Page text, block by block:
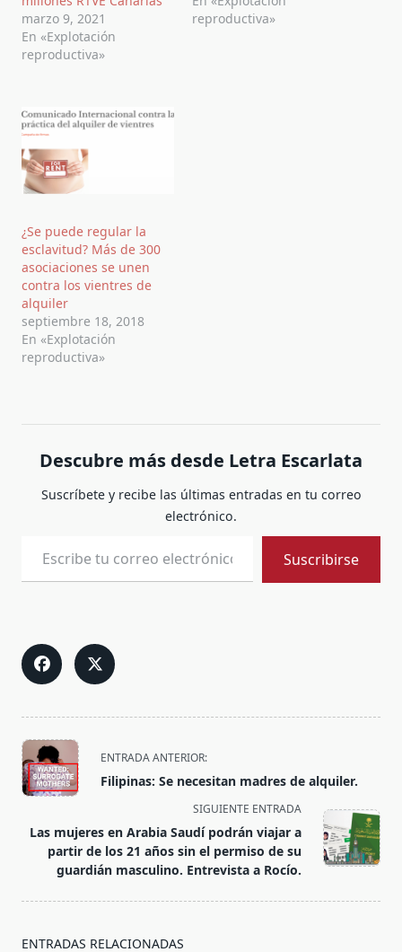
marzo 9, 2021
En «Explotación
reproductiva»
reproductiva»
¿Se puede regular la
esclavitud? Más de 300
asociaciones se unen
contra los vientres de
alquiler
septiembre 18, 2018
En «Explotación
reproductiva»
Descubre más desde Letra Escarlata
Suscríbete y recibe las últimas entradas en tu correo
electrónico.
Suscribirse
<span
class="nav-
subtitle
reader-
text">Página</span>
ENTRADA ANTERIOR:
Filipinas: Se necesitan madres de alquiler.
SIGUIENTE ENTRADA
Las mujeres en Arabia Saudí podrán viajar a
partir de los 21 años sin el permiso de su
guardián masculino. Entrevista a Rocío.
ENTRADAS RELACIONADAS